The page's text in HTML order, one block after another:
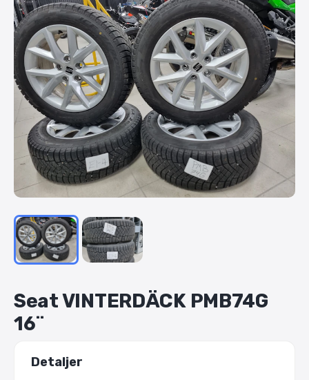
SeatVINTERDÄCK PMB74G
16¨
Detaljer